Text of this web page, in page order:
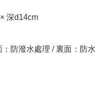
深d14cm
防潑水處理 / 裏面：防水